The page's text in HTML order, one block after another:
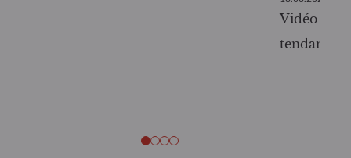
Vidéo
tendances